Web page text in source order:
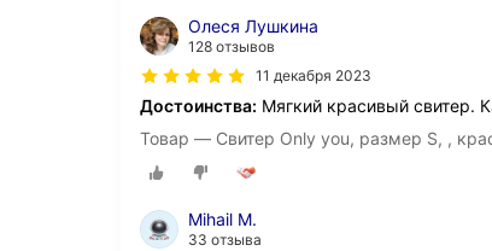
Олеся Лушкина
128 отзывов
11 декабря 2023
Достоинства: Мягкий красивый свитер.
Товар — Свитер Only you, размер S, ,
Mihail M.
33 отзыва